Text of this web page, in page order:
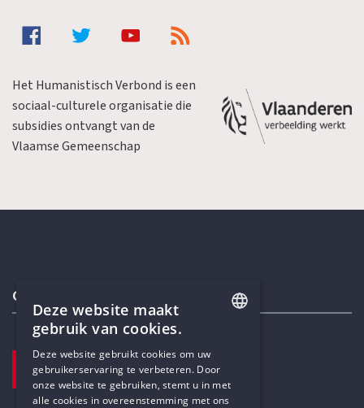
Het Humanistisch Verbond is een
sociaal-culturele organisatie die
subsidies ontvangt van de
Vlaamse Gemeenschap
Contactgegevens
TELEFOON
+32 3 233 70 32
DUTCH
Deze website maakt
gebruik van cookies.
Deze website gebruikt cookies om uw
gebruikerservaring te verbeteren. Door
onze website te gebruiken, stemt u in met
alle cookies in overeenstemming met ons